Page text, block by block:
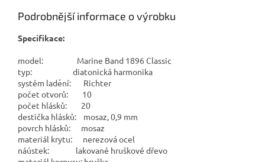
Podrobnější informace o výrobku
Specifikace:
model: Marine Band 1896 Classic
typ: diatonická harmonika
systém ladění: Richter
počet otvorů: 10
počet hlásků: 20
destička hlásků: mosaz, 0,9 mm
povrch hlásků: mosaz
materiál krytu: nerezová ocel
náústek: lakované hruškové dřevo